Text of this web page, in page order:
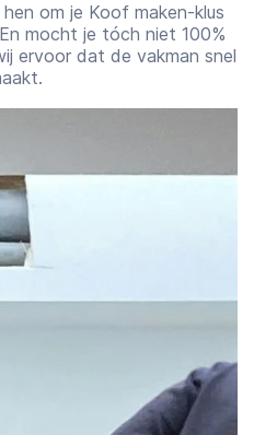
om je Koof maken-klus
mocht je tóch niet 100%
ervoor dat de vakman snel
23:00